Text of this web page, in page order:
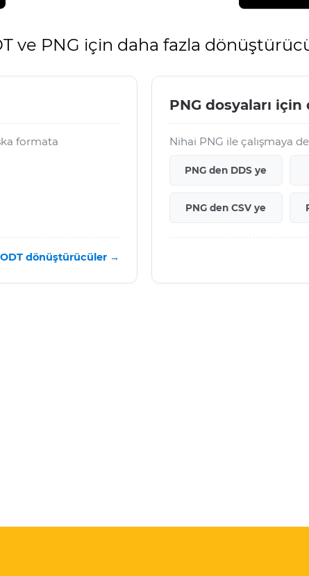
ve PNG için daha fazla
formata
dönüştürücüler →
PNG dosyaları için
Nihai PNG ile çalışmaya
PNG den DDS ye
PNG den CSV ye